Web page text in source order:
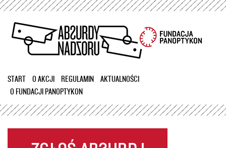
Przejdź
treści
START O AKCJI REGULAMIN
AKTUALNOŚCI
O FUNDACJI PANOPTYKON